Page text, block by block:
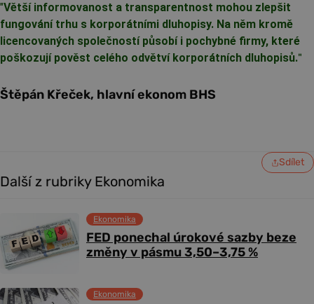
"Větší informovanost a transparentnost mohou zlepšit
fungování trhu s korporátními dluhopisy. Na něm kromě
licencovaných společností působí i pochybné firmy, které
poškozují pověst celého odvětví korporátních dluhopisů."
Štěpán Křeček, hlavní ekonom BHS
Sdílet
Další z rubriky Ekonomika
FED ponechal úrokové sazby beze
změny v pásmu 3,50–3,75 %
Ekonomika
Ekonomika